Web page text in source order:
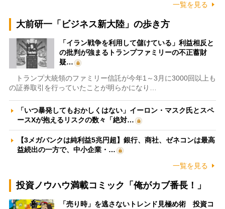
一覧を見る
大前研一「ビジネス新大陸」の歩き方
「イラン戦争を利用して儲けている」利益相反と
の批判が強まるトランプファミリーの不正蓄財
疑…
トランプ大統領のファミリー信託が今年1～3月に3000回以上も
の証券取引を行っていたことが明らかになり…
「いつ暴発してもおかしくはない」イーロン・マスク氏とスペ
ースXが抱えるリスクの数々「絶対…
【3メガバンクは純利益5兆円超】銀行、商社、ゼネコンは最高
益続出の一方で、中小企業・…
一覧を見る
投資ノウハウ満載コミック「俺がカブ番長！」
「売り時」を逃さないトレンド見極め術 投資コ